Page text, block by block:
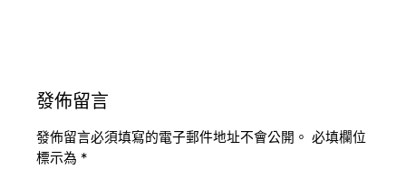
發佈留言
發佈留言必須填寫的電子郵件地址不會公開。 必填欄位
標示為 *